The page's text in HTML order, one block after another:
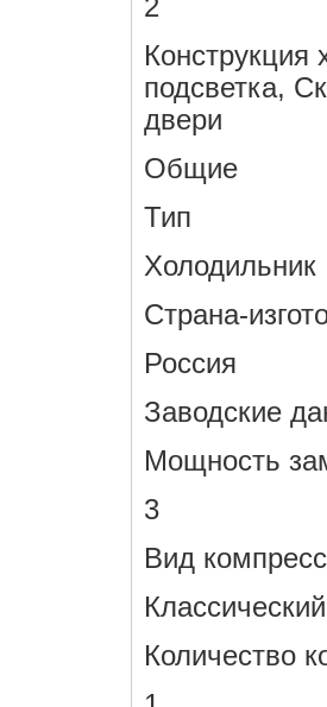
2
подсветка,
двери
Общие
Тип
Холодильник
Страна-
Россия
Заводские
Мощность
3
Вид
Классический
Количество